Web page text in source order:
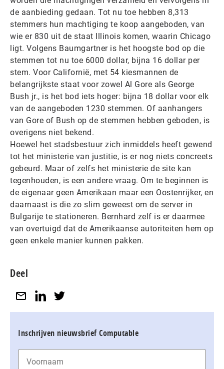
de aanbieding gedaan. Tot nu toe hebben 8,313
stemmers hun machtiging te koop aangeboden, van
wie er 830 uit de staat Illinois komen, waarin Chicago
ligt. Volgens Baumgartner is het hoogste bod op die
stemmen tot nu toe 6000 dollar, bijna 16 dollar per
stem. Voor Californië, met 54 kiesmannen de
belangrijkste staat voor zowel Al Gore als George
Bush jr., is het bod iets hoger: bijna 18 dollar voor elk
van de aangeboden 1230 stemmen. Of aanhangers
van Gore of Bush op de stemmen hebben geboden, is
overigens niet bekend.
Hoewel het stadsbestuur zich inmiddels heeft gewend
tot het ministerie van justitie, is er nog niets concreets
gebeurd. Maar of zelfs het ministerie de site kan
tegenhouden, is een andere vraag. Om te beginnen is
de eigenaar geen Amerikaan maar een Oostenrijker, en
daarnaast is die zo slim geweest om de server in
Bulgarije te stationeren. Bernhard zelf is er daarmee
van overtuigd dat de Amerikaanse autoriteiten hem op
geen enkele manier kunnen pakken.
Deel
Inschrijven nieuwsbrief Computable